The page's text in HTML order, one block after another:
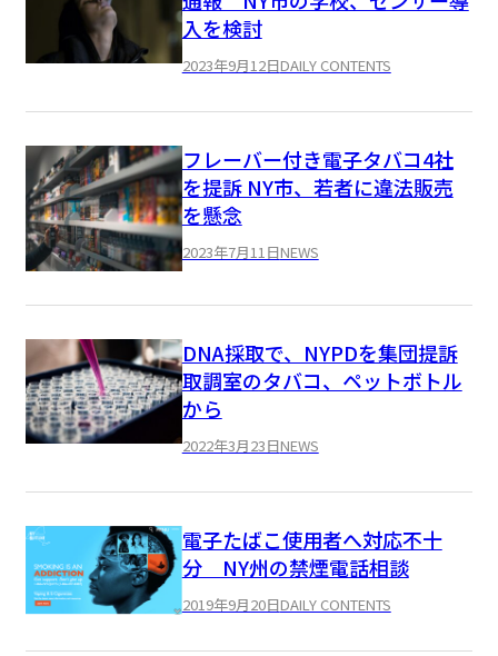
入を検討
2023年9月12日DAILY CONTENTS
フレーバー付き電子タバコ4社
を提訴 NY市、若者に違法販売
を懸念
2023年7月11日NEWS
DNA採取で、NYPDを集団提訴
取調室のタバコ、ペットボトル
から
2022年3月23日NEWS
電子たばこ使用者へ対応不十
分 NY州の禁煙電話相談
2019年9月20日DAILY CONTENTS